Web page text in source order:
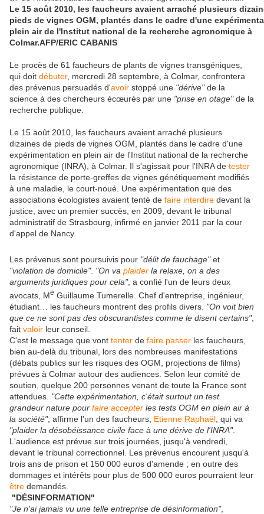
Le 15 août 2010, les faucheurs avaient arraché plusieurs
pieds de vignes OGM, plantés dans le cadre d'une
plein air de l'Institut national de la recherche agronomique à
Colmar.AFP/ERIC CABANIS
Le procès de 61 faucheurs de plants de vignes transgéniques,
qui doit débuter, mercredi 28 septembre, à Colmar, confrontera
des prévenus persuadés d'avoir stoppé une "dérive"de la
science à des chercheurs écœurés par une "prise en otage"de la
recherche publique.
Le 15 août 2010, les faucheurs avaient arraché plusieurs
dizaines de pieds de vignes OGM, plantés dans le cadre d'une
expérimentation en plein air de l'Institut national de la recherche
agronomique (INRA), à Colmar. Il s'agissait pour l'INRA de tester
la résistance de porte-greffes de vignes génétiquement modifiés
à une maladie, le court-noué. Une expérimentation que des
associations écologistes avaient tenté de faire interdire devant la
justice, avec un premier succès, en 2009, devant le tribunal
administratif de Strasbourg, infirmé en janvier 2011 par la cour
d'appel de Nancy.
Les prévenus sont poursuivis pour "délit de fauchage"et
"violation de domicile". "On va plaider la relaxe, on a des
arguments juridiques pour cela", a confié l'un de leurs deux
avocats, Me Guillaume Tumerelle. Chef d'entreprise, ingénieur,
étudiant… les faucheurs montrent des profils divers. "On voit bien
que ce ne sont pas des obscurantistes comme le disent certains",
fait valoir leur conseil.
C'est le message que vont tenter de faire passer les faucheurs,
bien au-delà du tribunal, lors des nombreuses manifestations
(débats publics sur les risques des OGM, projections de films)
prévues à Colmar autour des audiences. Selon leur comité de
soutien, quelque 200 personnes venant de toute la France sont
attendues. "Cette expérimentation, c'était surtout un test
grandeur nature pour faire accepter les tests OGM en plein air à
la société", affirme l'un des faucheurs, Etienne Raphaël , qui va
"plaider la désobéissance civile face à une dérive de l'INRA".
L'audience est prévue sur trois journées, jusqu'à vendredi,
devant le tribunal correctionnel. Les prévenus encourent jusqu'à
trois ans de prison et 150 000 euros d'amende ; en outre des
dommages et intérêts pour plus de 500 000 euros pourraient leur
être demandés.
"DÉSINFORMATION"
"Je n'ai jamais vu une telle entreprise de désinformation",